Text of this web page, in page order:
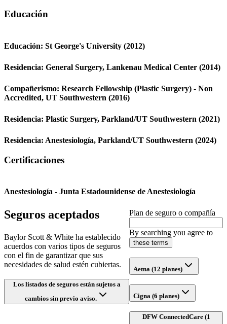
Educación
Educación: St George's University (2012)
Residencia: General Surgery, Lankenau Medical Center (2014)
Compañerismo: Research Fellowship (Plastic Surgery) - Non
Accredited, UT Southwestern (2016)
Residencia: Plastic Surgery, Parkland/UT Southwestern (2021)
Residencia: Anestesiología, Parkland/UT Southwestern (2024)
Certificaciones
Anestesiología - Junta Estadounidense de Anestesiología
Seguros aceptados
Baylor Scott & White ha establecido
acuerdos con varios tipos de seguros
con el fin de garantizar que sus
necesidades de salud estén cubiertas.
Los listados de seguros están sujetos a
cambios sin previo aviso.
Plan de seguro o compañía
By searching you agree to
these terms
Aetna (12 planes)
Cigna (6 planes)
DFW ConnectedCare (1